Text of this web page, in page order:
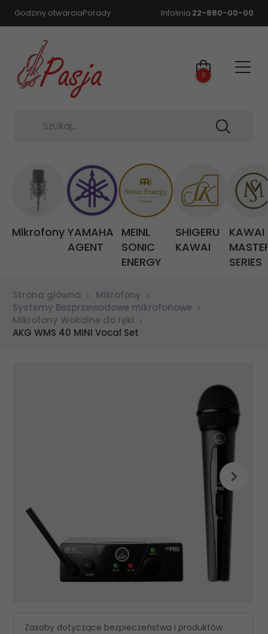
Godziny otwarciaPorady Infolinia 22-880-00-00
Szukaj...
0
Mikrofony YAMAHA
AGENT
MEINL
SONIC
ENERGY
SHIGERU
KAWAI
KAWAI
SERIES
Strona główna
Mikrofony
Systemy Bezprzewodowe mikrofonowe
Mikrofony Wokalne do ręki
AKG WMS 40 MINI Vocal Set
Zasoby dotyczące bezpieczeństwa i produktów